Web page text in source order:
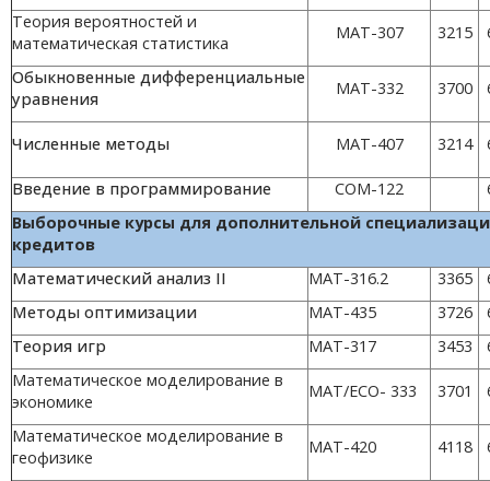
Теория вероятностей и
математическая статистика
MAT-307 3215
Обыкновенные дифференциальные
уравнения
MAT-332 3700
Численные методы MAT-407 3214
Введение в программирование COM-122
Выборочные курсы для
кредитов
Математический анализ II
MAT-316.2 3365
Методы оптимизации
MAT-435 3726
Теория игр
MAT-317 3453
Математическое моделирование в
экономике
MAT/ECO- 333 3701
Математическое моделирование в
геофизике
MAT-420 4118